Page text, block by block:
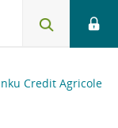
Credit Agricole